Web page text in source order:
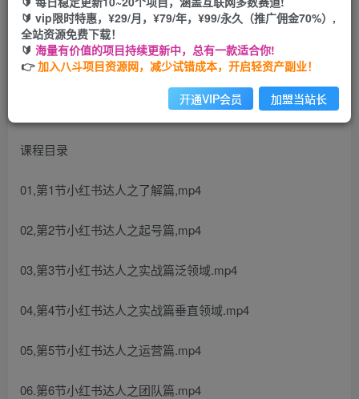
开通会员
课程目录
01,第1节小红书达人之了解篇,mp4
02,第2节小红书达人之起号篇,mp4
03,第3节小红书达人之实战篇泛领域.mp4
04,第4节小红书达人之实战篇垂直领域.mp4
05,第5节小红书达人之运营篇.mp4
06.第6节小红书达人之团队篇.mp4
🔰 vip限时特惠，¥29/月，¥79/年，¥99/永久（推广佣金70%）,
全站资源免费下载！
🔰 海量有价值的项目持续更新中，总有一款适合你!
👉加入八斗项目资源网，减少试错成本，开启轻资产副业！
开通VIP会员 加盟当站长